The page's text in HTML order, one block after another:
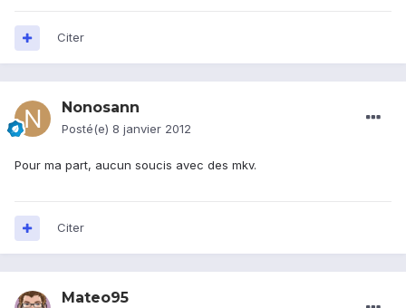
Citer
Nonosann
Posté(e) 8 janvier 2012
Pour ma part, aucun soucis avec des mkv.
Citer
Mateo95